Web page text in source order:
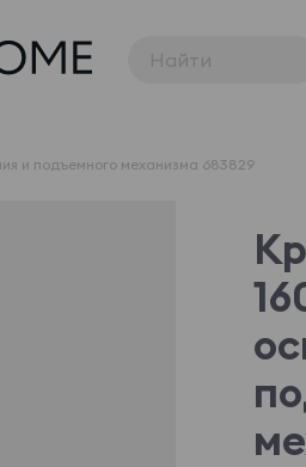
и подъемного механизма 683829